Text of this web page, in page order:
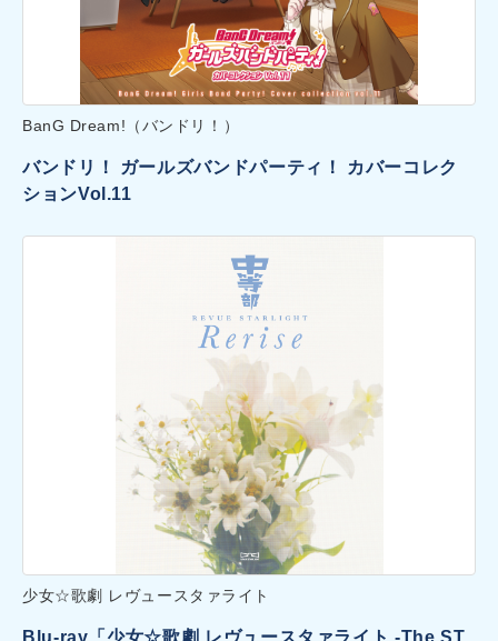
BanG Dream!（バンドリ！）
バンドリ！ ガールズバンドパーティ！ カバーコレク
ションVol.11
少女☆歌劇 レヴュースタァライト
Blu-ray「少女☆歌劇 レヴュースタァライト -The ST